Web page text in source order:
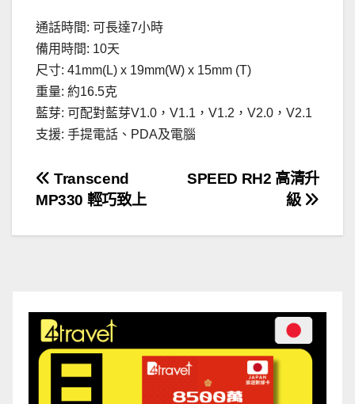
通話時間: 可長達7小時
備用時間: 10天
尺寸: 41mm(L) x 19mm(W) x 15mm (T)
重量: 約16.5克
藍芽: 可配對藍芽V1.0，V1.1，V1.2，V2.0，V2.1
支援: 手提電話、PDA及電腦
文
SPEED RH2 高清升
級
Transcend
MP330 輕巧致上